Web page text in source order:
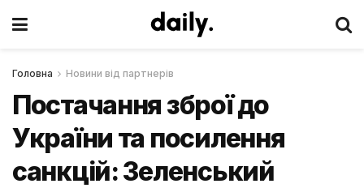
Головна Новини від партнерів
Постачання зброї до
України та посилення
санкцій: Зеленський